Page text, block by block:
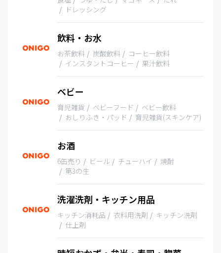
ドレッシング
飲料・お水
お茶飲料 炭酸飲料
コーヒー飲料
インスタントコーヒー
果汁飲料
ベビー
育児雑貨 ベビーフード
ベビー飲料
おしりふき・パッド
育児雑貨(スキンケア)
お酒
6缶売り ビール チューハイ
焼酎
第3の生
洗濯洗剤・キッチン用品
キッチン消耗品 衣料用洗剤
キッチン洗剤
仕上剤